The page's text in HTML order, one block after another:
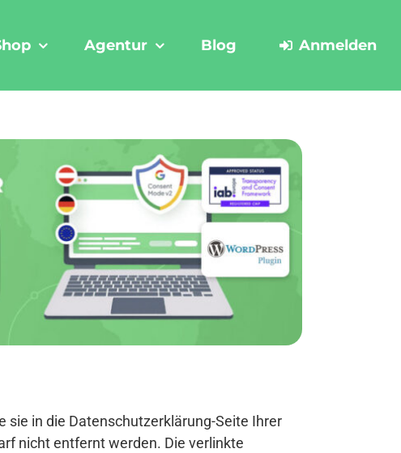
Agentur Blog Anmelden
sie in die Datenschutzerklärung-Seite Ihrer
nicht entfernt werden. Die verlinkte